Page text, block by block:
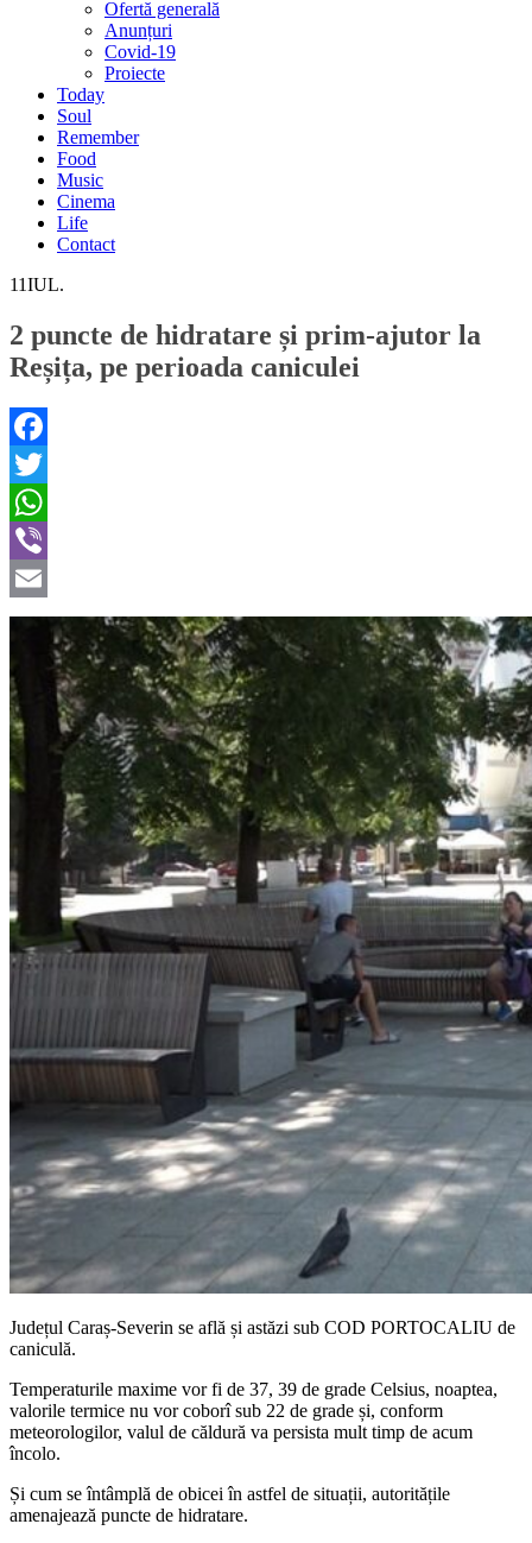
Ofertă generală
Anunțuri
Covid-19
Proiecte
Today
Soul
Remember
Food
Music
Cinema
Life
Contact
11IUL.
2 puncte de hidratare și prim-ajutor la
Reșița, pe perioada caniculei
Facebook
Twitter
WhatsApp
Viber
Email
Județul Caraș-Severin se află și astăzi sub COD PORTOCALIU de
caniculă.
Temperaturile maxime vor fi de 37, 39 de grade Celsius, noaptea,
valorile termice nu vor coborî sub 22 de grade și, conform
meteorologilor, valul de căldură va persista mult timp de acum
încolo.
Și cum se întâmplă de obicei în astfel de situații, autoritățile
amenajează puncte de hidratare.